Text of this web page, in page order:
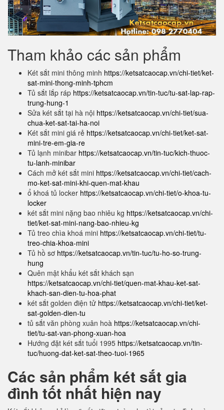
Tham khảo các sản phẩm
Két sắt mini thông minh https://ketsatcaocap.vn/chi-tiet/ket-
sat-mini-thong-minh-tphcm
Tủ sắt lắp ráp https://ketsatcaocap.vn/tin-tuc/tu-sat-lap-rap-
trung-hung-1
Sửa két sắt tại hà nội https://ketsatcaocap.vn/chi-tiet/sua-
chua-ket-sat-tai-ha-noi
Két sắt mini giá rẻ https://ketsatcaocap.vn/chi-tiet/ket-sat-
mini-tre-em-gia-re
Tủ lạnh minibar https://ketsatcaocap.vn/tin-tuc/kich-thuoc-
tu-lanh-minibar
Cách mở két sắt mini https://ketsatcaocap.vn/chi-tiet/cach-
mo-ket-sat-mini-khi-quen-mat-khau
ổ khoá tủ locker https://ketsatcaocap.vn/chi-tiet/o-khoa-tu-
locker
két sắt mini nặng bao nhiêu kg https://ketsatcaocap.vn/chi-
tiet/ket-sat-mini-nang-bao-nhieu-kg
Tủ treo chìa khoá mini https://ketsatcaocap.vn/chi-tiet/tu-
treo-chia-khoa-mini
Tủ hồ sơ https://ketsatcaocap.vn/tin-tuc/tu-ho-so-trung-
hung
Quên mật khẩu két sắt khách sạn
https://ketsatcaocap.vn/chi-tiet/quen-mat-khau-ket-sat-
khach-san-dien-tu-hoa-phat
két sắt golden điện tử https://ketsatcaocap.vn/chi-tiet/ket-
sat-golden-dien-tu
tủ sắt văn phòng xuân hoà https://ketsatcaocap.vn/chi-
tiet/tu-sat-van-phong-xuan-hoa
Hướng đặt két sắt tuổi 1995 https://ketsatcaocap.vn/tin-
tuc/huong-dat-ket-sat-theo-tuoi-1965
Các sản phẩm két sắt gia
đình tốt nhất hiện nay